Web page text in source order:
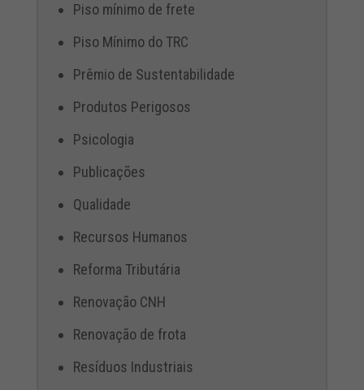
Piso mínimo de frete
Piso Mínimo do TRC
Prêmio de Sustentabilidade
Produtos Perigosos
Psicologia
Publicações
Qualidade
Recursos Humanos
Reforma Tributária
Renovação CNH
Renovação de frota
Resíduos Industriais